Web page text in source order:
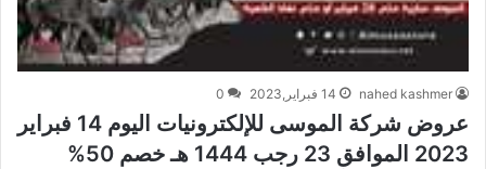
nahed kashmer 14 فبراير,2023 0
عروض شركة الموسى للإلكترونيات اليوم 14 فبراير
2023 الموافق 23 رجب 1444 هـ خصم 50%